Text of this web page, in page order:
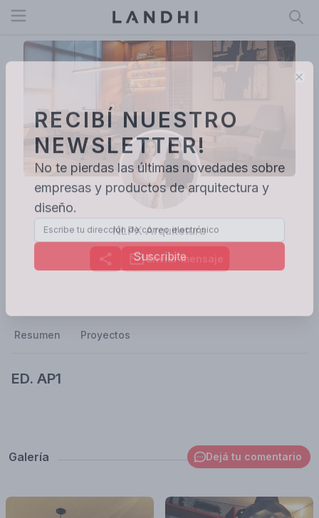
Open menu
NLPX Arquitetura
Enviar mensaje
Resumen Proyectos
ED. AP1
Galería Dejá tu comentario
RECIBÍ NUESTRO
NEWSLETTER!
No te pierdas las últimas novedades sobre
empresas y productos de arquitectura y
diseño.
Suscribite